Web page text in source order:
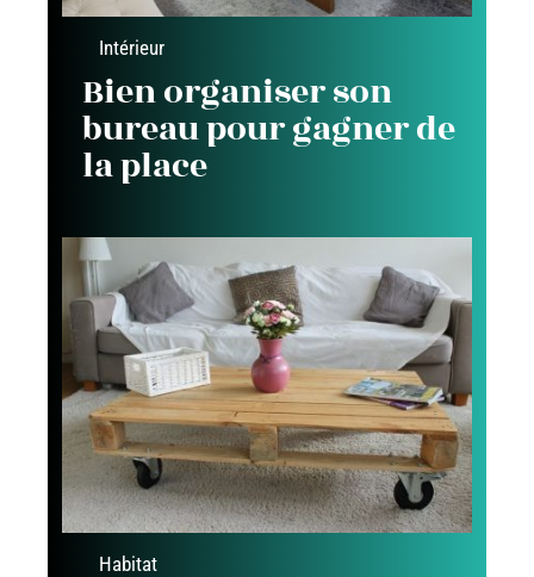
Intérieur
Bien organiser son
bureau pour gagner de
la place
Habitat